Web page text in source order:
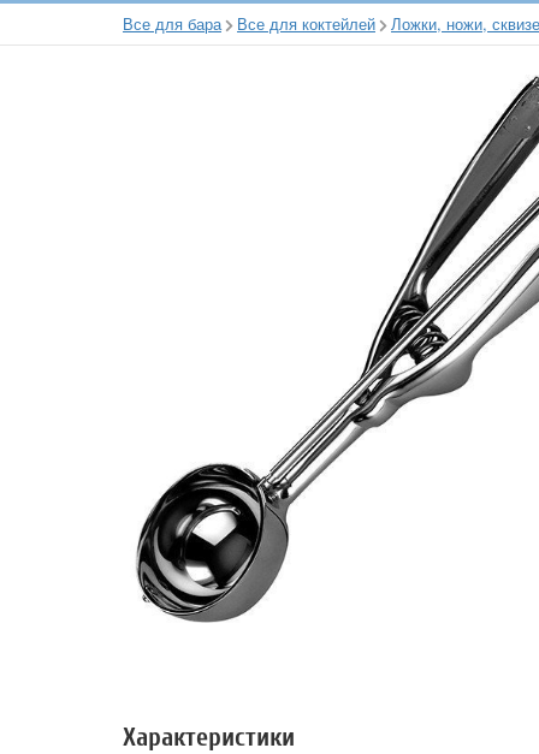
Все для бара Все для коктейлей Ложки, ножи,
Характеристики